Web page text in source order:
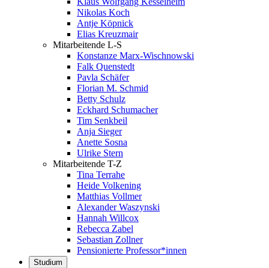
Nikolas Koch
Antje Köpnick
Elias Kreuzmair
Mitarbeitende L-S
Konstanze Marx-Wischnowski
Falk Quenstedt
Pavla Schäfer
Florian M. Schmid
Betty Schulz
Eckhard Schumacher
Tim Senkbeil
Anja Sieger
Anette Sosna
Ulrike Stern
Mitarbeitende T-Z
Tina Terrahe
Heide Volkening
Matthias Vollmer
Alexander Waszynski
Hannah Willcox
Rebecca Zabel
Sebastian Zollner
Pensionierte Professor*innen
Studium